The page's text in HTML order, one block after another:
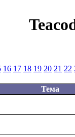
16 17 18 19 20 21 22
Тема